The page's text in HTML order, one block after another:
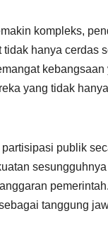
kompleks,
hanya cerdas
yang tidak
publik
tanggung